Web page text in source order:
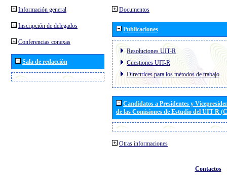
Información general
Inscripción de delegados
Conferencias conexas
Sala de redacción
Documentos
Publicaciones
Resoluciones UIT-R
Cuestiones UIT-R
Directrices para los métodos de trabajo
Candidatos a Presidentes y
de las Comisiones de Estudio del UIT R
Otras informaciones
Contactos